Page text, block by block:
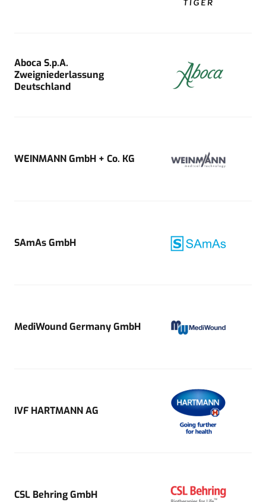
Aboca S.p.A.
Zweigniederlassung
Deutschland
WEINMANN GmbH + Co. KG
SAmAs GmbH
MediWound Germany GmbH
IVF HARTMANN AG
CSL Behring GmbH